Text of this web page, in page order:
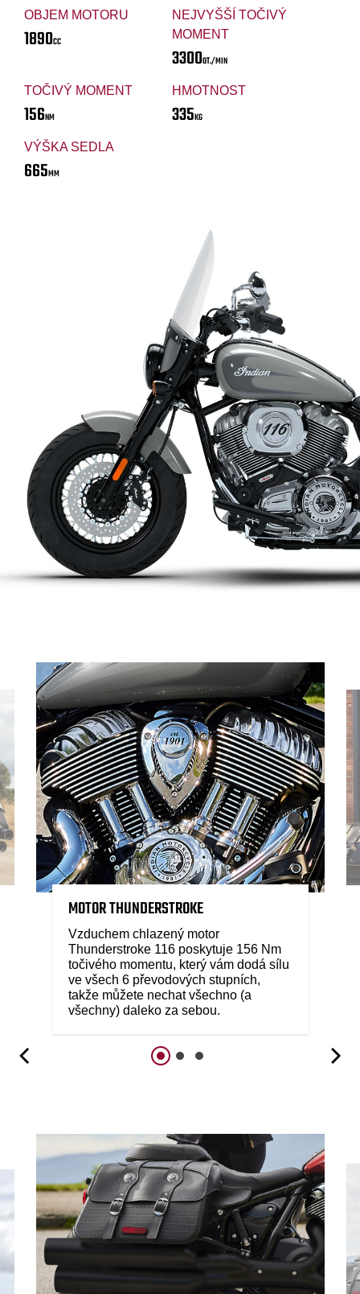
OBJEM MOTORU
1890CC
NEJVYŠŠÍ TOČIVÝ
MOMENT
3300OT./MIN
TOČIVÝ MOMENT
156NM
HMOTNOST
335KG
VÝŠKA SEDLA
665MM
MOTOR THUNDERSTROKE
Vzduchem chlazený motor
Thunderstroke 116 poskytuje 156 Nm
točivého momentu, který vám dodá sílu
ve všech 6 převodových stupních,
takže můžete nechat všechno (a
všechny) daleko za sebou.